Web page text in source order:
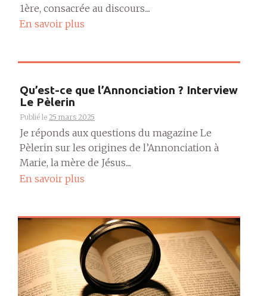
1ère, consacrée au discours....
En savoir plus
Qu’est-ce que l’Annonciation ? Interview
Le Pèlerin
Publié le 25 mars 2025
Je réponds aux questions du magazine Le
Pèlerin sur les origines de l’Annonciation à
Marie, la mère de Jésus....
En savoir plus